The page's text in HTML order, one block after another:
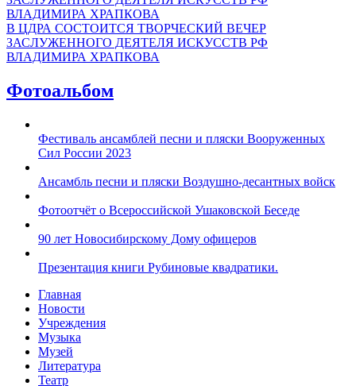
В ЦДРА СОСТОИТСЯ ТВОРЧЕСКИЙ ВЕЧЕР
ЗАСЛУЖЕННОГО ДЕЯТЕЛЯ ИСКУССТВ РФ
ВЛАДИМИРА ХРАПКОВА
Фотоальбом
Фестиваль ансамблей песни и пляски Вооруженных
Сил России 2023
Ансамбль песни и пляски Воздушно-десантных войск
Фотоотчёт о Всероссийской Ушаковской Беседе
90 лет Новосибирскому Дому офицеров
Презентация книги Рубиновые квадратики.
Главная
Новости
Учреждения
Музыка
Музей
Литература
Театр